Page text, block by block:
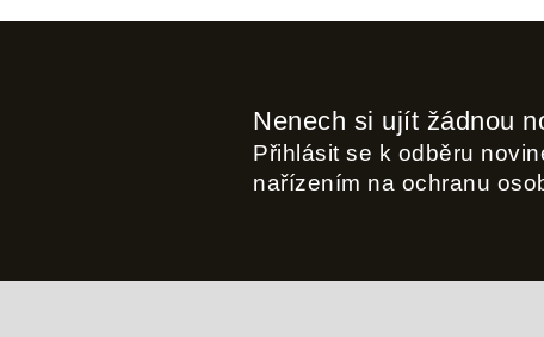
Nenech si ujít žádnou
Přihlásit se k odběru
nařízením na ochranu